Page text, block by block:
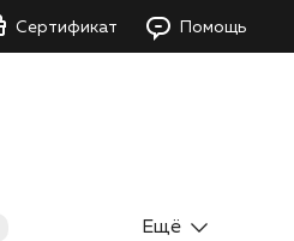
Сертификат Помощь
Ещё